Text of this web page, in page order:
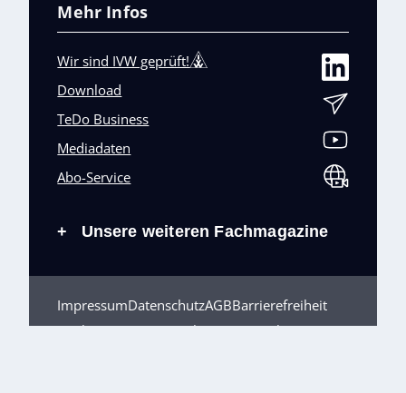
Mehr Infos
Wir sind IVW geprüft!
Download
TeDo Business
Mediadaten
Abo-Service
+ Unsere weiteren Fachmagazine
ImpressumDatenschutzAGBBarrierefreiheit
Cookies & DatenverarbeitungKontakt